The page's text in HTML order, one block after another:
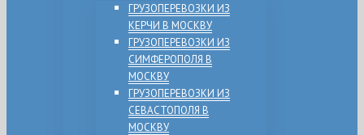
ГРУЗОПЕРЕВОЗКИ ИЗ
КЕРЧИ В МОСКВУ
ГРУЗОПЕРЕВОЗКИ ИЗ
СИМФЕРОПОЛЯ В
МОСКВУ
ГРУЗОПЕРЕВОЗКИ ИЗ
СЕВАСТОПОЛЯ В
МОСКВУ